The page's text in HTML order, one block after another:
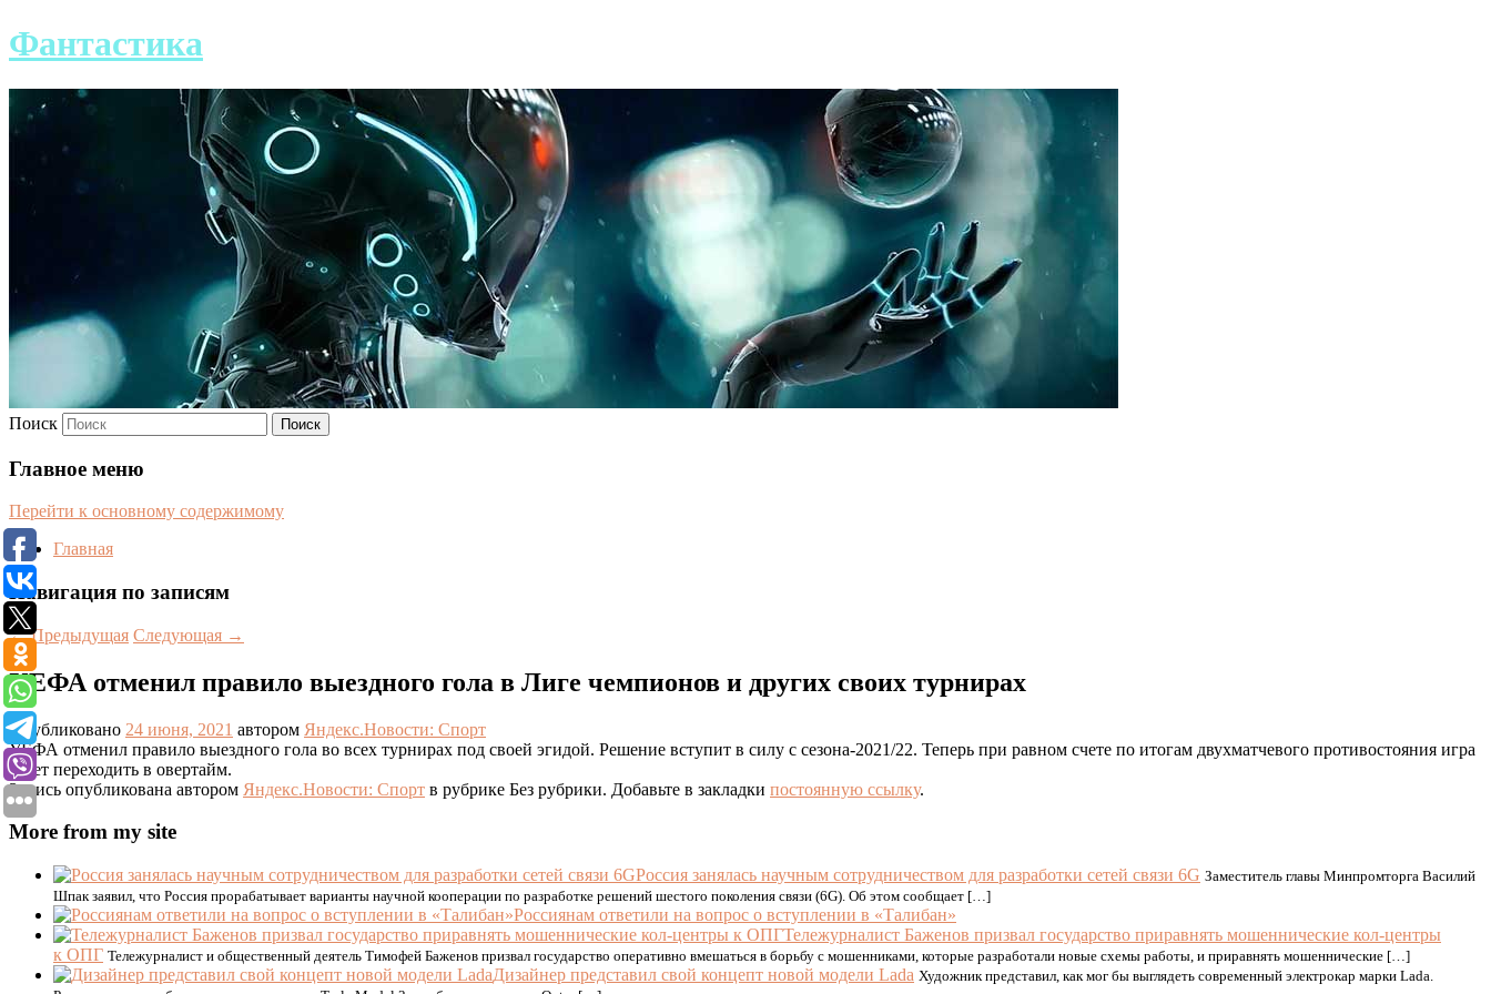
Фантастика
Поиск
Главное меню
Перейти к основному содержимому
Главная
Навигация по записям
←Предыдущая Следующая →
УЕФА отменил правило выездного гола в Лиге чемпионов и других своих турнирах
Опубликовано 24 июня, 2021 автором Яндекс.Новости: Спорт
УЕФА отменил правило выездного гола во всех турнирах под своей эгидой. Решение вступит в силу с сезона-2021/22. Теперь при равном счете по итогам двухматчевого противостояния игра
будет переходить в овертайм.
Запись опубликована автором Яндекс.Новости: Спорт в рубрике Без рубрики. Добавьте в закладки постоянную ссылку.
More from my site
Россия занялась научным сотрудничеством для разработки сетей связи 6G Заместитель главы Минпромторга Василий
Шпак заявил, что Россия прорабатывает варианты научной кооперации по разработке решений шестого поколения связи (6G). Об этом сообщает […]
Россиянам ответили на вопрос о вступлении в «Талибан»
Тележурналист Баженов призвал государство приравнять мошеннические кол-центры
к ОПГ Тележурналист и общественный деятель Тимофей Баженов призвал государство оперативно вмешаться в борьбу с мошенниками, которые разработали новые схемы работы, и приравнять мошеннические […]
Дизайнер представил свой концепт новой модели Lada Художник представил, как мог бы выглядеть современный электрокар марки Lada.